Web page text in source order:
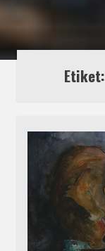
Etiket: